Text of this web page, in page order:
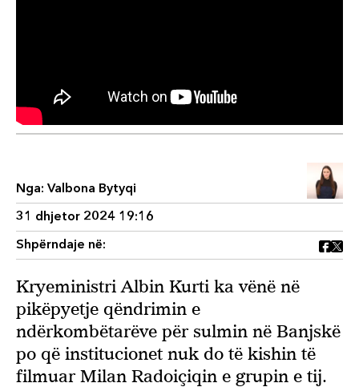
Nga: Valbona Bytyqi
31 dhjetor 2024 19:16
Shpërndaje në:
Kryeministri Albin Kurti ka vënë në
pikëpyetje qëndrimin e
ndërkombëtarëve për sulmin në Banjskë
po që institucionet nuk do të kishin të
filmuar Milan Radoiçiqin e grupin e tij.